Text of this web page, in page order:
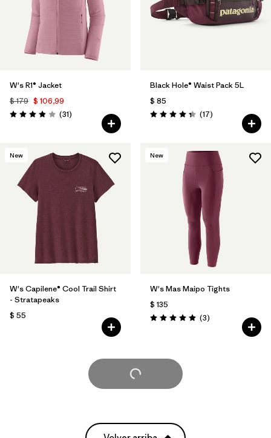
W's R1® Jacket
$ 179 $ 106,99
Valoración: 3.9 / 5
(31Comentarios
)
Black Hole® Waist Pack 5L
$ 85
Valoración: 4.4 / 5
(17Comentarios
)
New
W's Capilene® Cool Trail Shirt
- Stratapeaks
$ 55
New
W's Mas Maipo Tights
$ 135
Valoración: 5.0 / 5
(3Comentarios
)
Cargar Más